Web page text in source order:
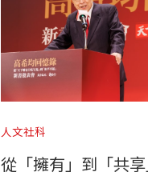
人文社科
從「擁有」到「共享